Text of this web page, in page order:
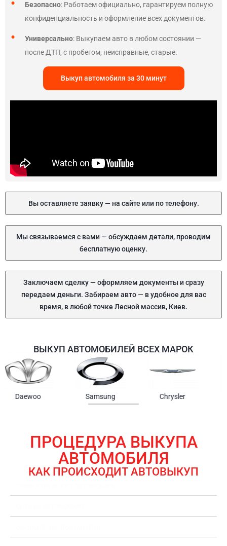
Безопасно: Работаем официально, гарантируем полную
конфиденциальность и оформление всех документов.
Универсально: Выкупаем авто в любом состоянии —
после ДТП, с пробегом, неисправные, старые.
Выкуп автомобиля за 30 минут
Вы оставляете заявку — на сайте или по телефону.
Мы связываемся с вами — обсуждаем детали, проводим
бесплатную оценку.
Заключаем сделку — оформляем документы и сразу
передаем деньги. Забираем авто — в удобное для вас
время, в любой точке Лесной массив, Киев.
ВЫКУП АВТОМОБИЛЕЙ ВСЕХ МАРОК
Samsung Chrysler Gmc
ПРОЦЕДУРА ВЫКУПА
АВТОМОБИЛЯ
КАК ПРОИСХОДИТ АВТОВЫКУП